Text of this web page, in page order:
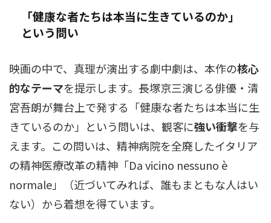
「健康な者たちは本当に生きているのか」
という問い
映画の中で、真理が演出する劇中劇は、本作の核心
的なテーマを提示します。長塚京三演じる俳優・清
宮吾朗が舞台上で発する「健康な者たちは本当に生
きているのか」という問いは、観客に強い衝撃を与
えます。この問いは、精神病院を全廃したイタリア
の精神医療改革の精神「Da vicino nessuno è
normale」（近づいてみれば、誰もまともな人はい
ない）から着想を得ています。